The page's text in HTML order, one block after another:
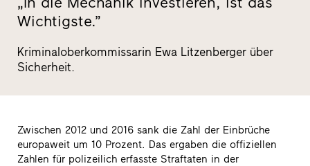
Wichtigste.”
Kriminaloberkommissarin Ewa Litzenberger über
Sicherheit.
Zwischen 2012 und 2016 sank die Zahl der Einbrüche
europaweit um 10 Prozent. Das ergaben die offiziellen
Zahlen für polizeilich erfasste Straftaten in der